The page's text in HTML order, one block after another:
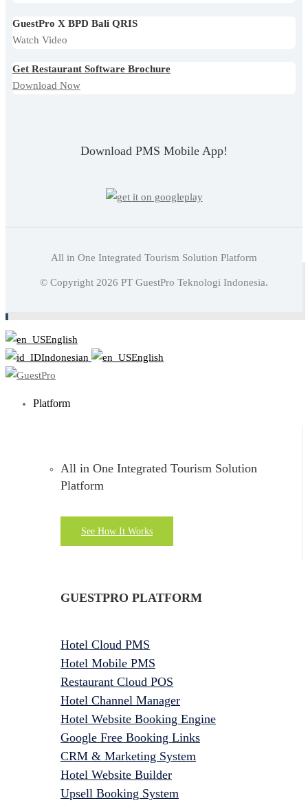
GuestPro X BPD Bali QRIS
Watch Video
Get Restaurant Software Brochure
Download Now
Download PMS Mobile App!
All in One Integrated Tourism Solution Platform
© Copyright 2026 PT GuestPro Teknologi Indonesia.
Baca juga: Budaya Organisasi Hotel: Fondasi Layanan
English
Indonesian
English
Platform
All in One Integrated Tourism Solution
Platform
See How It Works
GUESTPRO PLATFORM
Hotel Cloud PMS
Hotel Mobile PMS
Restaurant Cloud POS
Hotel Channel Manager
Hotel Website Booking Engine
Google Free Booking Links
CRM & Marketing System
Hotel Website Builder
Upsell Booking System